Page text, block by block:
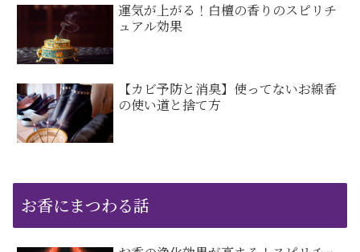
運気が上がる！白檀の香りのスピリチ
ュアル効果
【カビ予防と消臭】使ってないお線香
の使い道と捨て方
お香にまつわる話